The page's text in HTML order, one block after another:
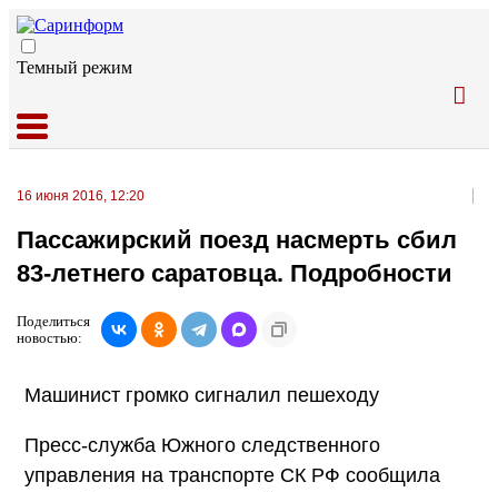
Темный режим
16 июня 2016, 12:20
Пассажирский поезд насмерть сбил
83-летнего саратовца. Подробности
Поделиться
новостью:
Машинист громко сигналил пешеходу
Пресс-служба Южного следственного
управления на транспорте СК РФ сообщила